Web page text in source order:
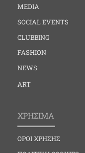
MEDIA
SOCIAL EVENTS
CLUBBING
FASHION
NEWS
ART
ΧΡΗΣΙΜΑ
ΟΡΟΙ ΧΡΗΣΗΣ